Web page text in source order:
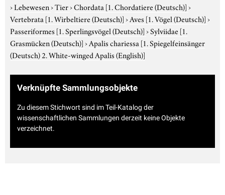
›Lebewesen›Tier›Chordata [1. Chordatiere (Deutsch)]›
Vertebrata [1. Wirbeltiere (Deutsch)]›Aves [1. Vögel (Deutsch)]›
Passeriformes [1. Sperlingsvögel (Deutsch)]›Sylviidae [1.
Grasmücken (Deutsch)]›Apalis chariessa [1. Spiegelfeinsänger
(Deutsch) 2. White-winged Apalis (English)]
Verknüpfte Sammlungsobjekte
Zu diesem Stichwort sind im Teil-Katalog der
wissenschaftlichen Sammlungen derzeit keine Objekte
verzeichnet.